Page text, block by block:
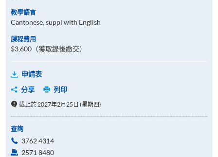
教學語言
Cantonese, suppl with English
課程費用
$3,600（獲取錄後繳交）
申請表
分享
列印
截止於 2027年2月25日 (星期四)
查詢
3762 4314
2571 8480